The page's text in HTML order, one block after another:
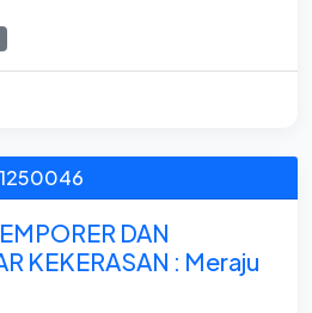
DAN
KEKERASAN : Meraju